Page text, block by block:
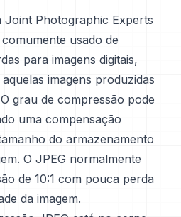
Joint Photographic Experts
usado de
para imagens digitais,
imagens produzidas
grau de compressão pode
uma compensação
do armazenamento
O JPEG normalmente
de 10:1 com pouca perda
da imagem.